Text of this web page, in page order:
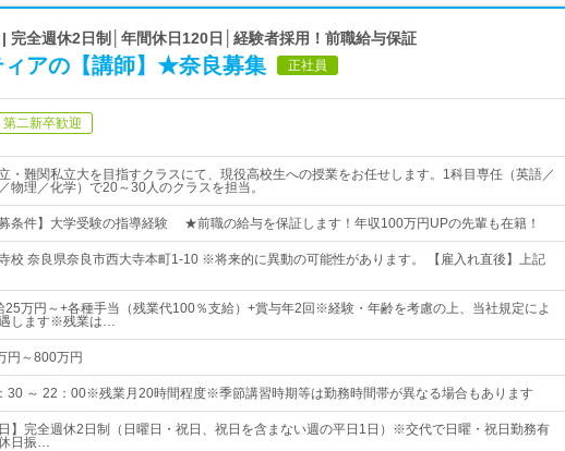
完全週休2日制│年間休日120日│経験者採用！前職給与保証
ィアの【講師】★奈良募集 正社員
第二新卒歓迎
・難関私立大を目指すクラスにて、現役高校生への授業をお任せします。1科目専任（英語／
物理／化学）で20～30人のクラスを担当。
募条件】大学受験の指導経験 ★前職の給与を保証します！年収100万円UPの先輩も在籍！
校 奈良県奈良市西大寺本町1-10 ※将来的に異動の可能性があります。 【雇入れ直後】上記
25万円～+各種手当（残業代100％支給）+賞与年2回※経験・年齢を考慮の上、当社規定によ
します※残業は…
円～800万円
30 ～ 22：00※残業月20時間程度※季節講習時期等は勤務時間帯が異なる場合もあります
日】完全週休2日制（日曜日・祝日、祝日を含まない週の平日1日）※交代で日曜・祝日勤務有
日振…